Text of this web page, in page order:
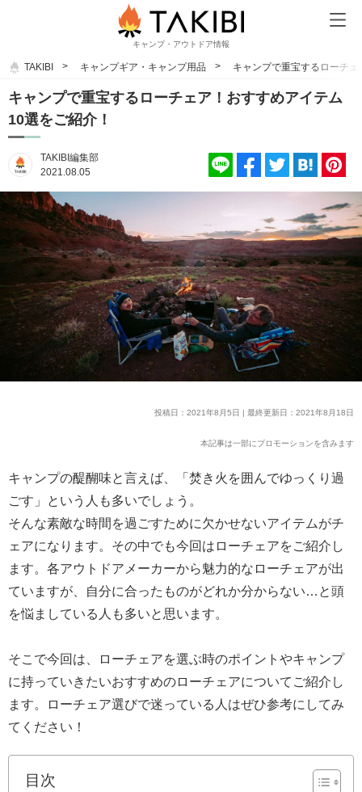
キャンプ・アウトドア情報
TAKIBI キャンプギア・キャンプ用品 キャンプで重宝するローチ
キャンプで重宝するローチェア！おすすめアイテム
10選をご紹介！
TAKIBI編集部
2021.08.05
投稿日：2021年8月5日 | 最終更新日：2021年8月18日
本記事は一部にプロモーションを含みます
キャンプの醍醐味と言えば、「焚き火を囲んでゆっくり過
ごす」という人も多いでしょう。
そんな素敵な時間を過ごすために欠かせないアイテムがチ
ェアになります。その中でも今回はローチェアをご紹介し
ます。各アウトドアメーカーから魅力的なローチェアが出
ていますが、自分に合ったものがどれか分からない…と頭
を悩ましている人も多いと思います。
そこで今回は、ローチェアを選ぶ時のポイントやキャンプ
に持っていきたいおすすめのローチェアについてご紹介し
ます。ローチェア選びで迷っている人はぜひ参考にしてみ
てください！
目次